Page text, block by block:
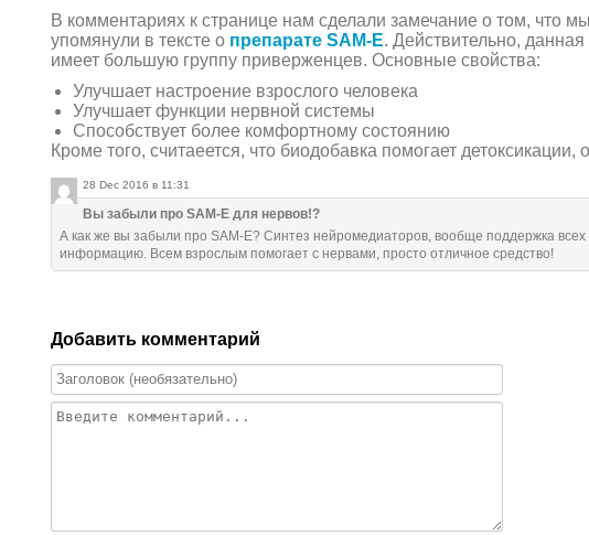
В комментариях к странице нам сделали замечание о том, что
упомянули в тексте о препарате SAM-E. Действительно, данная
имеет большую группу приверженцев. Основные свойства:
Улучшает настроение взрослого человека
Улучшает функции нервной системы
Способствует более комфортному состоянию
Кроме того, считаеется, что биодобавка помогает
28 Dec 2016 в 11:31
Вы забыли про SAM-E для нервов!?
А как же вы забыли про SAM-E? Синтез нейромедиаторов, вообще поддержка
информацию. Всем взрослым помогает с нервами, просто отличное средство!
Добавить комментарий